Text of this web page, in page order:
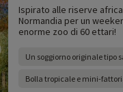
Ispirato alle riserve
Normandia per un
enorme zoo di 60 ettari!
Un soggiorno originale tipo
Bolla tropicale e mini-